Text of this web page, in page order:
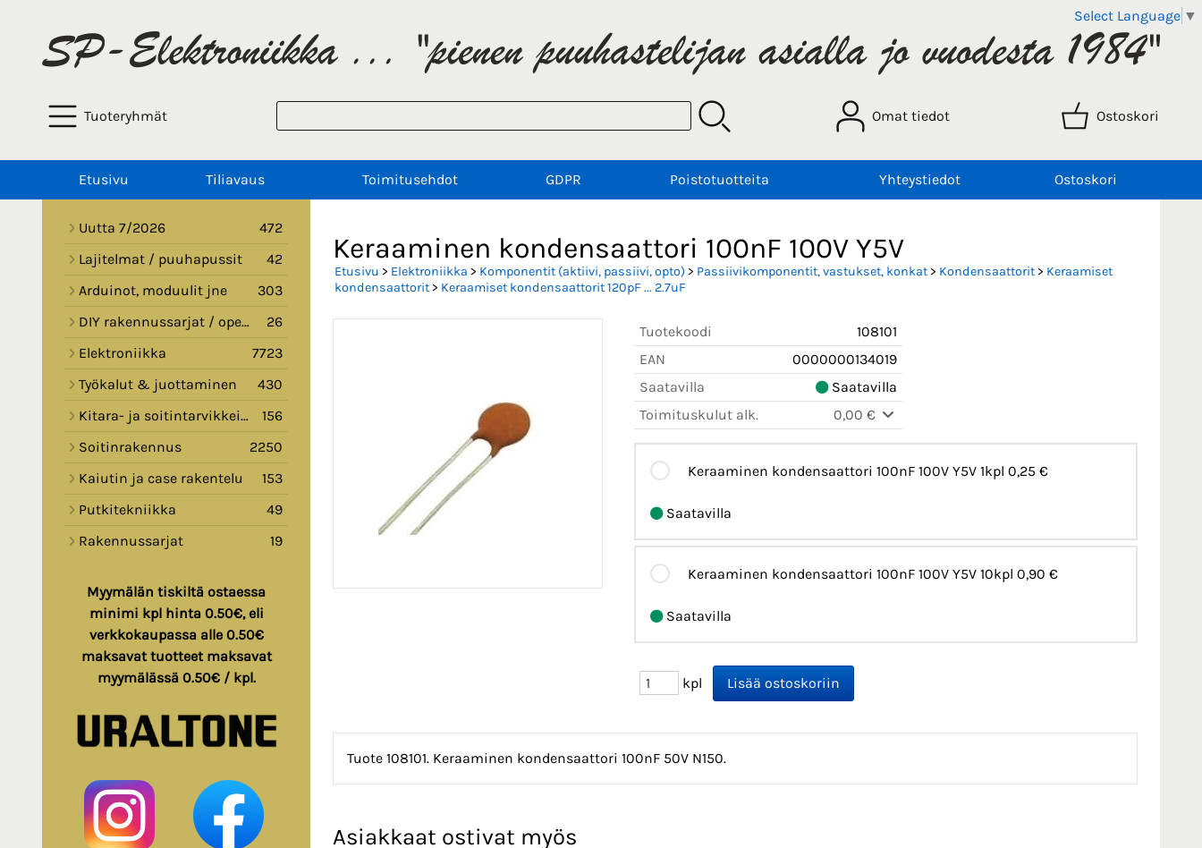
Select Language ▼
Tuoteryhmät Omat tiedot Ostoskori
Etusivu Tiliavaus Toimitusehdot GDPR Poistotuotteita Yhteystiedot Ostoskori
Uutta 7/2026
472
Lajitelmat / puuhapussit
42
Arduinot, moduulit jne
303
DIY rakennussarjat / opetussarjat
26
Elektroniikka
7723
Työkalut & juottaminen
430
Kitara- ja soitintarvikkeita
156
Soitinrakennus
2250
Kaiutin ja case rakentelu
153
Putkitekniikka
49
Rakennussarjat
19
Myymälän tiskiltä ostaessa
minimi kpl hinta 0.50€, eli
verkkokaupassa alle 0.50€
maksavat tuotteet maksavat
myymälässä 0.50€ / kpl.
Keraaminen kondensaattori 100nF 100V Y5V
Etusivu > Elektroniikka > Komponentit (aktiivi, passiivi, opto) > Passiivikomponentit, vastukset, konkat> Kondensaattorit> Keraamiset
kondensaattorit> Keraamiset kondensaattorit 120pF ... 2.7uF
Tuotekoodi
108101
EAN
0000000134019
Saatavilla
Saatavilla
Toimituskulut alk.
0,00 €
Keraaminen kondensaattori 100nF 100V Y5V 1kpl 0,25 €
Saatavilla
Keraaminen kondensaattori 100nF 100V Y5V 10kpl 0,90 €
Saatavilla
kpl
Tuote 108101. Keraaminen kondensaattori 100nF 50V N150.
Asiakkaat ostivat myös